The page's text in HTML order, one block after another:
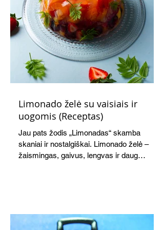
Limonado želė su vaisiais ir
uogomis (Receptas)
Jau pats žodis „Limonadas“ skamba
skaniai ir nostalgiškai. Limonado želė –
žaismingas, gaivus, lengvas ir daug